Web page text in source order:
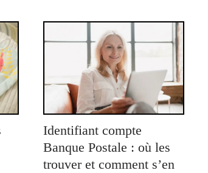
Identifiant compte
Banque Postale : où les
trouver et comment s’en